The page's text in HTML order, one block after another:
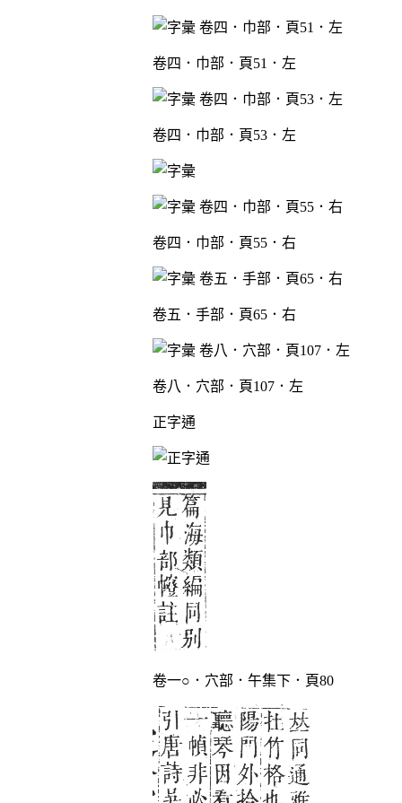
卷四．巾部．頁51．左
卷四．巾部．頁53．左
卷四．巾部．頁55．右
卷五．手部．頁65．右
卷八．穴部．頁107．左
正字通
卷一○．穴部．午集下．頁80